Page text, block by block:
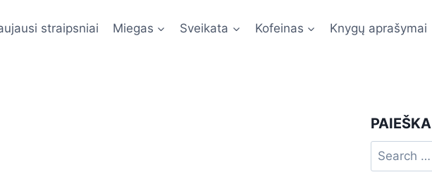
straipsniai Miegas Sveikata Kofeinas Knygų aprašymai
PAIEŠKA
Search
for: